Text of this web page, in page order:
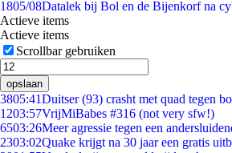
1805/08Datalek bij Bol en de Bijenkorf na
Actieve items
Actieve items
Scrollbar gebruiken
opslaan
3805:41Duitser (93) crasht met quad tegen
1203:57VrijMiBabes #316 (not very sfw!)
6503:26Meer agressie tegen een
2303:02Quake krijgt na 30 jaar een gratis